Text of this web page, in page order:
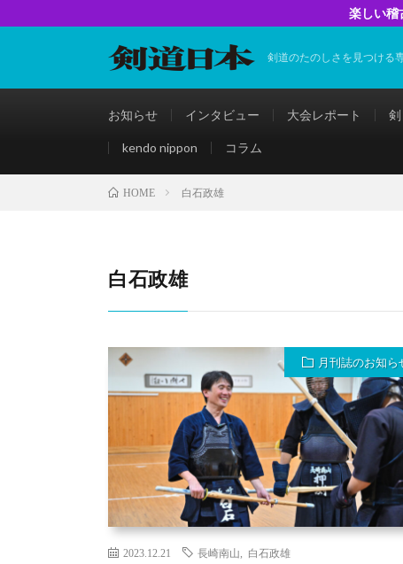
楽しい稽
剣道のたのしさを見つける
お知らせ インタビュー 大会レポート
kendo nippon コラム
HOME 白石政雄
白石政雄
月刊誌のお知ら
2023.12.21 長崎南山 白石政雄